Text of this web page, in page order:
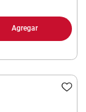
Agregar